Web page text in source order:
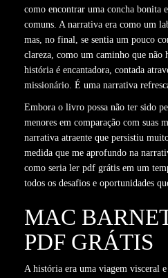
como encontrar uma concha bonita
comuns. A narrativa era como um
mas, no final, se sentia um pouco
clareza, como um caminho que não
história é encantadora, contada
missionário. É uma narrativa
Embora o livro possa não ter sido
menores em comparação com suas
narrativa atraente que persistiu
medida que me aprofundo na
como seria ler pdf grátis em um
todos os desafios e oportunidades
MAC
PDF GRÁTIS
A história era uma viagem visceral